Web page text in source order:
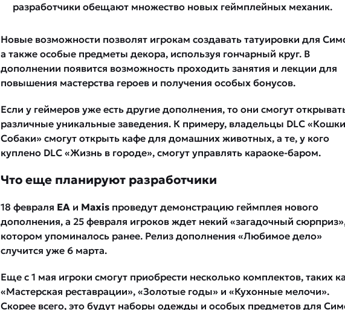
разработчики обещают множество новых геймплейных механик.
Новые возможности позволят игрокам создавать татуировки для
а также особые предметы декора, используя гончарный круг. В
дополнении появится возможность проходить занятия и лекции для
повышения мастерства героев и получения особых бонусов.
Если у геймеров уже есть другие дополнения, то они смогут
различные уникальные заведения. К примеру, владельцы DLC
Собаки» смогут открыть кафе для домашних животных, а те, у кого
куплено DLC «Жизнь в городе», смогут управлять караоке-баром.
Что еще планируют разработчики
18 февраля EA и Maxis проведут демонстрацию геймплея нового
дополнения, а 25 февраля игроков ждет некий «загадочный
котором упоминалось ранее. Релиз дополнения «Любимое дело»
случится уже 6 марта.
Еще с 1 мая игроки смогут приобрести несколько комплектов, таких
«Мастерская реставрации», «Золотые годы» и «Кухонные мелочи».
Скорее всего, это будут наборы одежды и особых предметов для